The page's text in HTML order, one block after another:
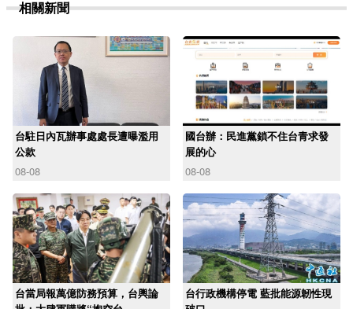
相關新聞
台駐日內瓦辦事處處長遭曝濫用
公款
08-08
國台辦：民進黨鎖不住台青求發
展的心
08-08
台當局報萬億防務預算，台輿論
台行政機構停電 藍批能源韌性現